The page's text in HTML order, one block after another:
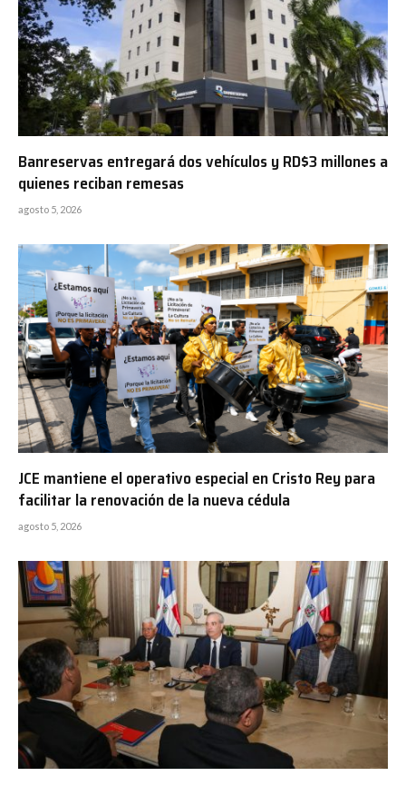
Banreservas entregará dos vehículos y RD$3 millones a
quienes reciban remesas
agosto 5, 2026
JCE mantiene el operativo especial en Cristo Rey para
facilitar la renovación de la nueva cédula
agosto 5, 2026